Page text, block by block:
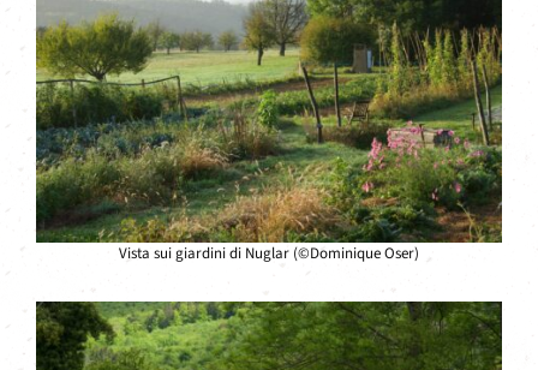
Vista sui giardini di Nuglar (©Dominique Oser)